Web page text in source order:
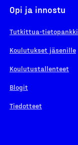
Opi ja innostu
Tutkittua-tietopankki
Koulutukset jäsenille
Koulutustallenteet
Blogit
Tiedotteet